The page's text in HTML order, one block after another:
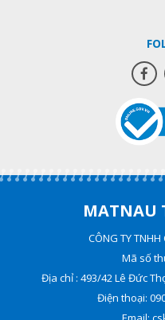
MATNAU
CÔNG TY
Mã số
Địa chỉ : 493/42 Lê Đức
Điện thoại: